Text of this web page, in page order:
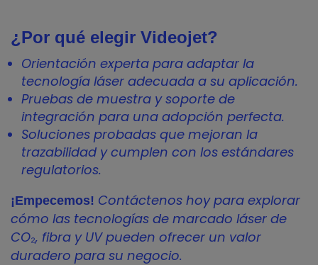
¿Por qué elegir Videojet?
Orientación experta para adaptar la
tecnología láser adecuada a su aplicación.
Pruebas de muestra y soporte de
integración para una adopción perfecta.
Soluciones probadas que mejoran la
trazabilidad y cumplen con los estándares
regulatorios.
¡Empecemos! Contáctenos hoy para explorar
cómo las tecnologías de marcado láser de
CO₂, fibra y UV pueden ofrecer un valor
duradero para su negocio.